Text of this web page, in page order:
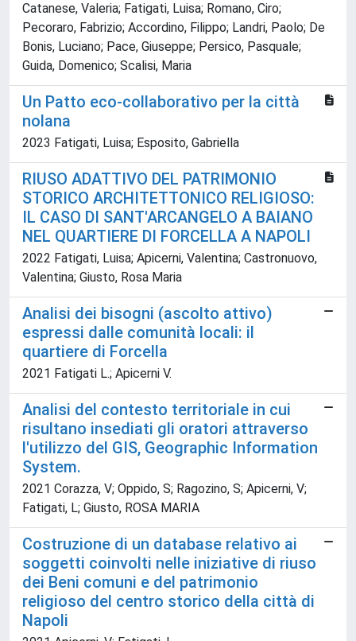
Catanese, Valeria; Fatigati, Luisa; Romano, Ciro;
Pecoraro, Fabrizio; Accordino, Filippo; Landri, Paolo; De
Bonis, Luciano; Pace, Giuseppe; Persico, Pasquale;
Guida, Domenico; Scalisi, Maria
Un Patto eco-collaborativo per la città
nolana
2023 Fatigati, Luisa; Esposito, Gabriella
RIUSO ADATTIVO DEL PATRIMONIO
STORICO ARCHITETTONICO RELIGIOSO:
IL CASO DI SANT'ARCANGELO A BAIANO
NEL QUARTIERE DI FORCELLA A NAPOLI
2022 Fatigati, Luisa; Apicerni, Valentina; Castronuovo,
Valentina; Giusto, Rosa Maria
Analisi dei bisogni (ascolto attivo)
espressi dalle comunità locali: il
quartiere di Forcella
2021 Fatigati L.; Apicerni V.
Analisi del contesto territoriale in cui
risultano insediati gli oratori attraverso
l'utilizzo del GIS, Geographic Information
System.
2021 Corazza, V; Oppido, S; Ragozino, S; Apicerni, V;
Fatigati, L; Giusto, ROSA MARIA
Costruzione di un database relativo ai
soggetti coinvolti nelle iniziative di riuso
dei Beni comuni e del patrimonio
religioso del centro storico della città di
Napoli